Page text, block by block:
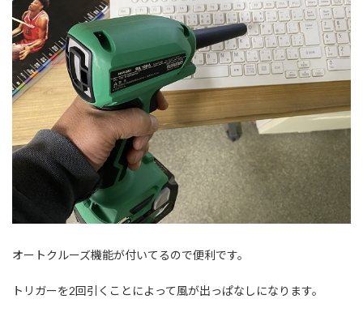
オートクルーズ機能が付いてるので便利です。
トリガーを2回引くことによって風が出っぱなしになります。